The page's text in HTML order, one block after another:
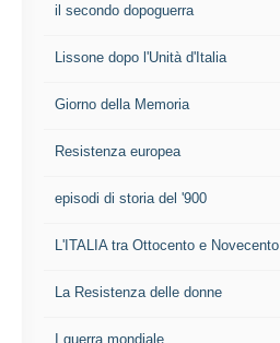
il secondo dopoguerra
Lissone dopo l'Unità d'Italia
Giorno della Memoria
Resistenza europea
episodi di storia del '900
L'ITALIA tra Ottocento e Novecento
La Resistenza delle donne
I guerra mondiale